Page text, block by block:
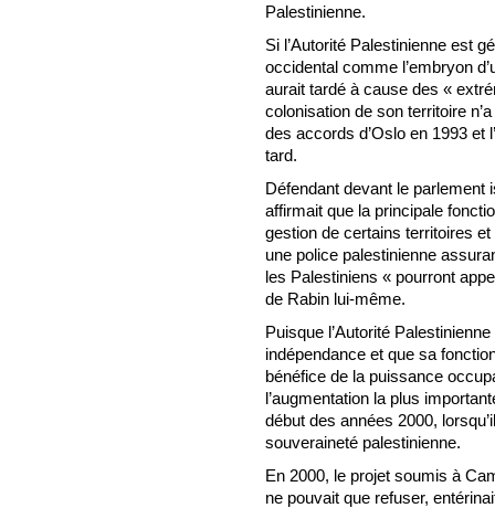
Palestinienne.
Si l’Autorité Palestinienne est
occidental comme l’embryon
aurait tardé à cause des «
colonisation de son territoire
des accords d’Oslo en 1993 et
tard.
Défendant devant le parlement
affirmait que la principale
gestion de certains territoires
une police palestinienne
les Palestiniens « pourront
de Rabin lui-même.
Puisque l’Autorité
indépendance et que sa
bénéfice de la puissance
l’augmentation la plus
début des années 2000,
souveraineté palestinienne.
En 2000, le projet soumis à
ne pouvait que refuser,